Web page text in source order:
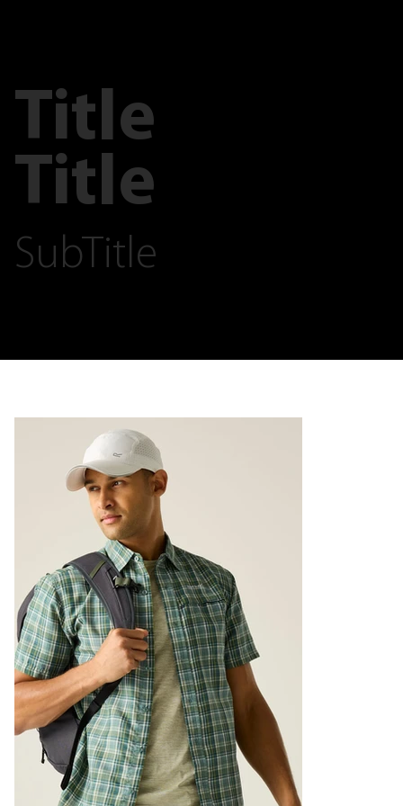
Title
Title
SubTitle